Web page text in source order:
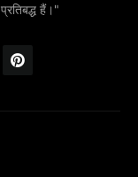
हैं।"